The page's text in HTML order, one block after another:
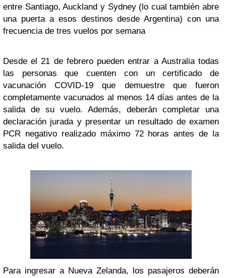
entre Santiago, Auckland y Sydney (lo cual también abre
una puerta a esos destinos desde Argentina) con una
frecuencia de tres vuelos por semana
Desde el 21 de febrero pueden entrar a Australia todas
las personas que cuenten con un certificado de
vacunación COVID-19 que demuestre que fueron
completamente vacunados al menos 14 días antes de la
salida de su vuelo. Además, deberán completar una
declaración jurada y presentar un resultado de examen
PCR negativo realizado máximo 72 horas antes de la
salida del vuelo.
Para ingresar a Nueva Zelanda, los pasajeros deberán